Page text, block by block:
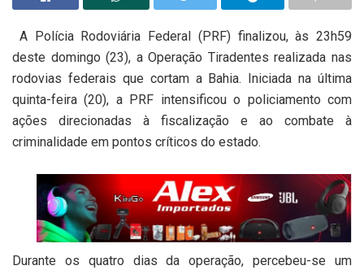
A Polícia Rodoviária Federal (PRF) finalizou, às 23h59
deste domingo (23), a Operação Tiradentes realizada nas
rodovias federais que cortam a Bahia. Iniciada na última
quinta-feira (20), a PRF intensificou o policiamento com
ações direcionadas à fiscalização e ao combate à
criminalidade em pontos críticos do estado.
Durante os quatro dias da operação, percebeu-se um